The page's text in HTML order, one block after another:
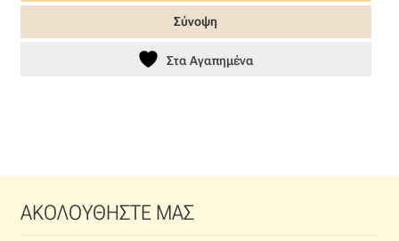
29,00 €. είναι:
Σύνοψη
Στα Αγαπημένα
ΑΚΟΛΟΥΘΗΣΤΕ ΜΑΣ